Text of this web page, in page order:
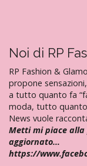
r
t
i
c
o
l
i
Noi di RP
RP Fashion &
propone
a tutto quanto fa
moda, tutto quanto
News vuole
Metti mi piace alla
aggiornato…
https://